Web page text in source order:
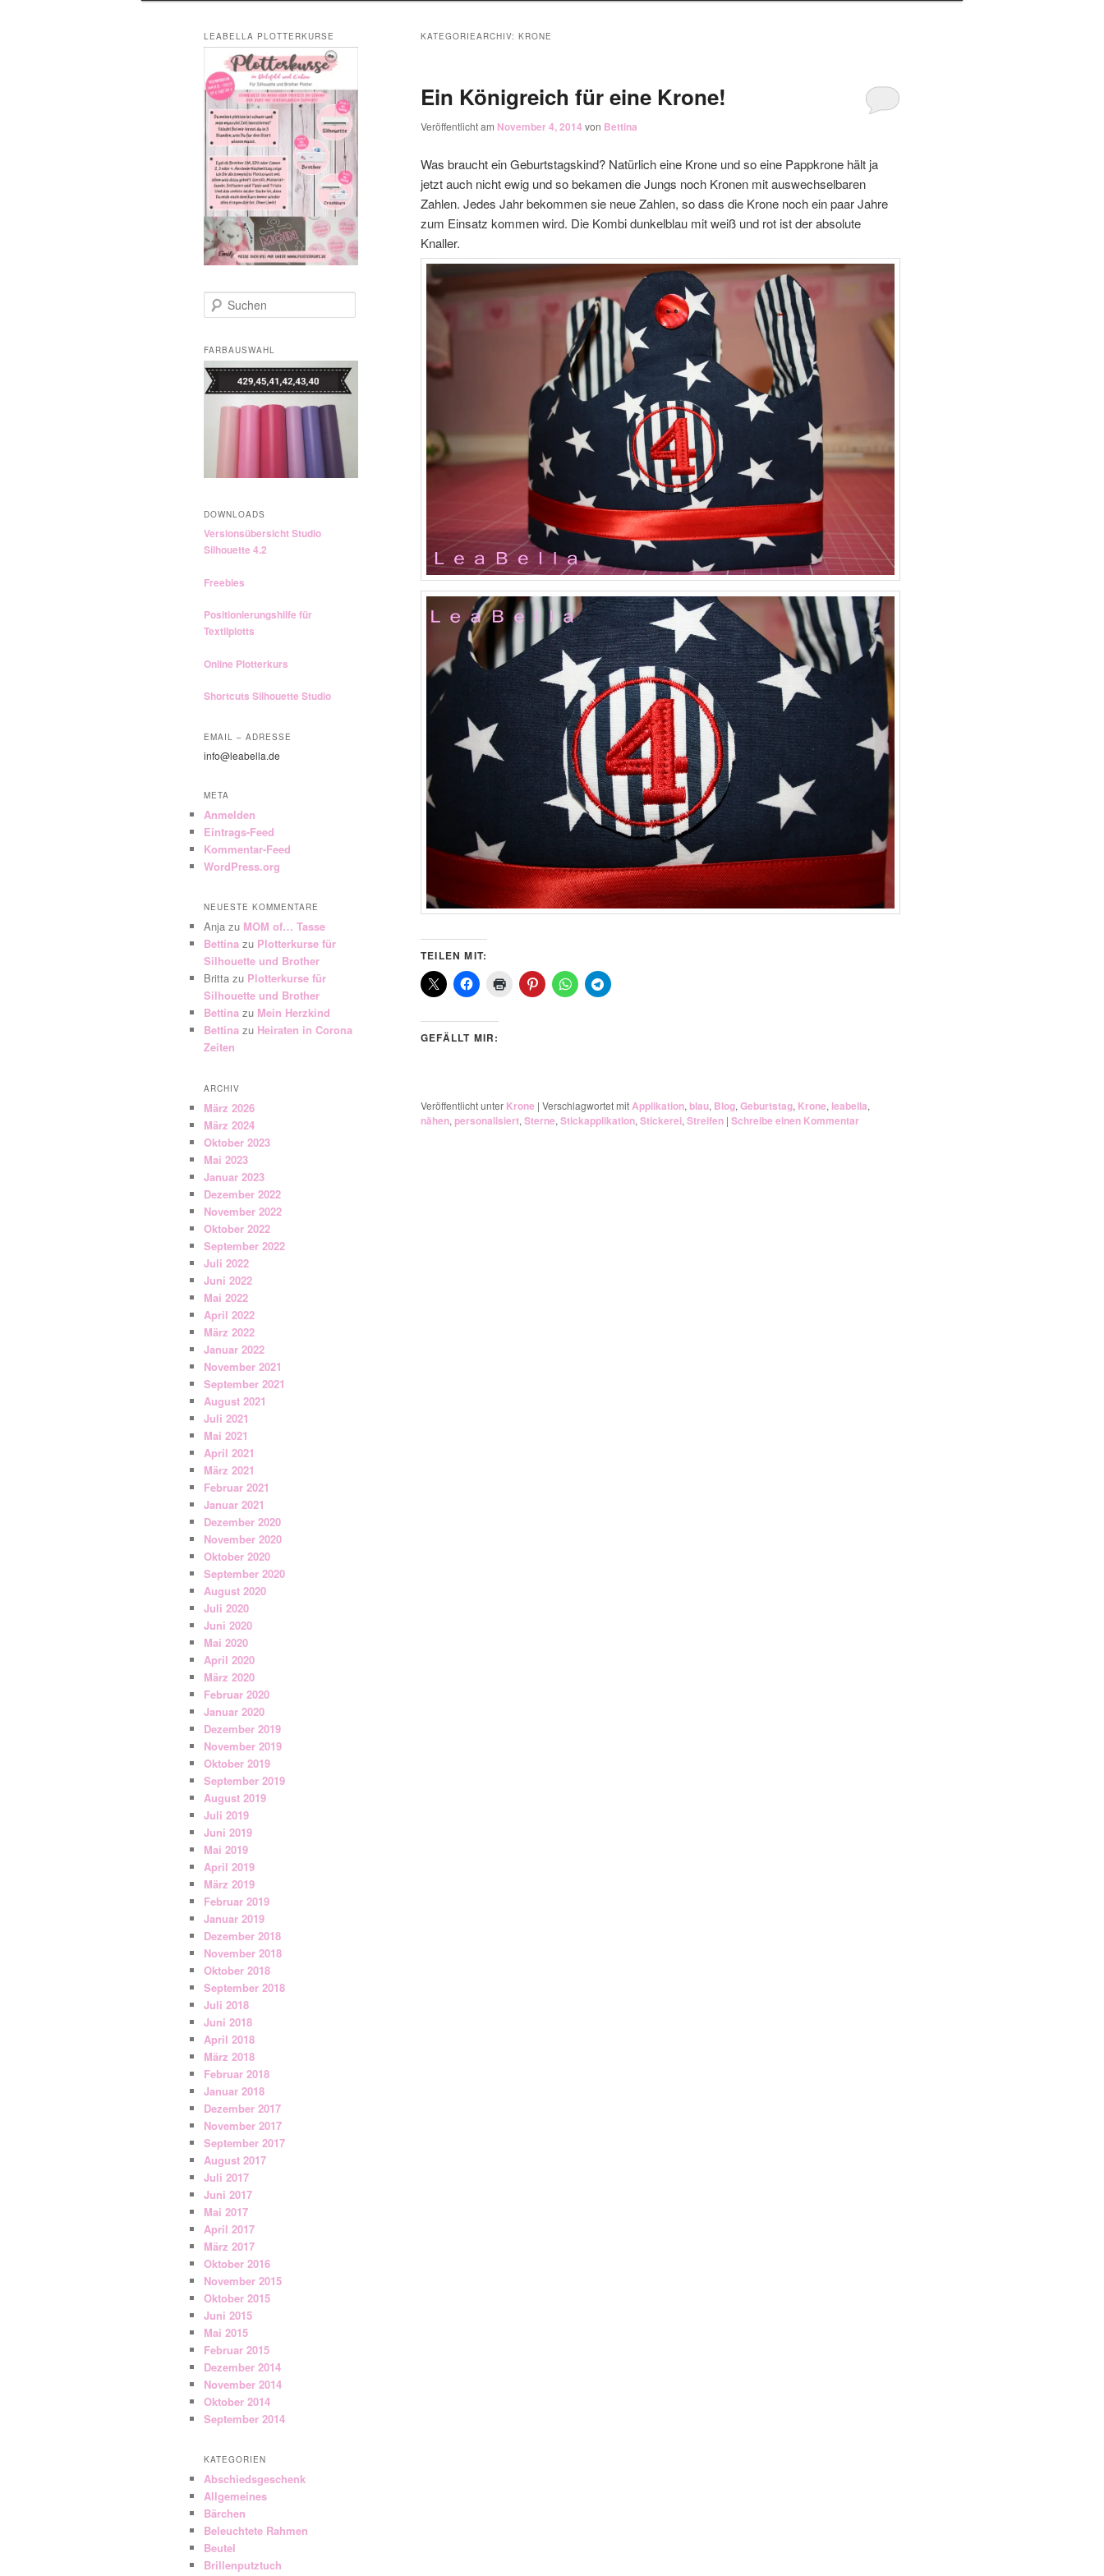
KATEGORIEARCHIV: KRONE
Ein Königreich für eine Krone!
Veröffentlicht am November 4, 2014 von Bettina
Was braucht ein Geburtstagskind? Natürlich eine Krone und so eine Pappkrone hält ja
jetzt auch nicht ewig und so bekamen die Jungs noch Kronen mit auswechselbaren
Zahlen. Jedes Jahr bekommen sie neue Zahlen, so dass die Krone noch ein paar Jahre
zum Einsatz kommen wird. Die Kombi dunkelblau mit weiß und rot ist der absolute
Knaller.
TEILEN MIT:
GEFÄLLT MIR:
Veröffentlicht unter Krone | Verschlagwortet mitApplikation, blau, Blog, Geburtstag, Krone, leabella,
nähen, personalisiert, Sterne, Stickapplikation, Stickerei, Streifen | Schreibe einen Kommentar
LEABELLA PLOTTERKURSE
u
h
e
n
FARBAUSWAHL
DOWNLOADS
Versionsübersicht Studio
Silhouette 4.2
Freebies
Positionierungshilfe für
Textilplotts
Online Plotterkurs
Shortcuts Silhouette Studio
EMAIL – ADRESSE
info@leabella.de
META
Anmelden
Eintrags-Feed
Kommentar-Feed
WordPress.org
NEUESTE KOMMENTARE
Anja zu MOM of… Tasse
Bettina zu Plotterkurse für
Silhouette und Brother
Britta zu Plotterkurse für
Silhouette und Brother
Bettina zu Mein Herzkind
Bettina zu Heiraten in Corona
Zeiten
ARCHIV
März 2026
März 2024
Oktober 2023
Mai 2023
Januar 2023
Dezember 2022
November 2022
Oktober 2022
September 2022
Juli 2022
Juni 2022
Mai 2022
April 2022
März 2022
Januar 2022
November 2021
September 2021
August 2021
Juli 2021
Mai 2021
April 2021
März 2021
Februar 2021
Januar 2021
Dezember 2020
November 2020
Oktober 2020
September 2020
August 2020
Juli 2020
Juni 2020
Mai 2020
April 2020
März 2020
Februar 2020
Januar 2020
Dezember 2019
November 2019
Oktober 2019
September 2019
August 2019
Juli 2019
Juni 2019
Mai 2019
April 2019
März 2019
Februar 2019
Januar 2019
Dezember 2018
November 2018
Oktober 2018
September 2018
Juli 2018
Juni 2018
April 2018
März 2018
Februar 2018
Januar 2018
Dezember 2017
November 2017
September 2017
August 2017
Juli 2017
Juni 2017
Mai 2017
April 2017
März 2017
Oktober 2016
November 2015
Oktober 2015
Juni 2015
Mai 2015
Februar 2015
Dezember 2014
November 2014
Oktober 2014
September 2014
KATEGORIEN
Abschiedsgeschenk
Allgemeines
Bärchen
Beleuchtete Rahmen
Beutel
Brillenputztuch